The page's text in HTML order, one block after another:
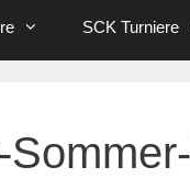
SCK Turniere